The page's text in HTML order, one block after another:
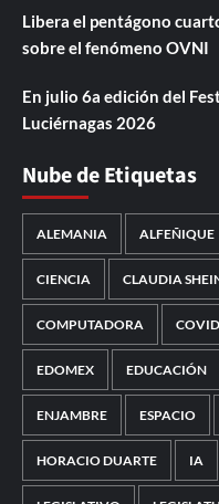
Libera el pentágono
sobre el fenómeno OVNI
En julio 6a edición del
Luciérnagas 2026
Nube de Etiquetas
ALEMANIA ALFEÑIQUE
CIENCIA CLAUDIA
COMPUTADORA COVID
EDOMEX EDUCACIÓN
ENJAMBRE ESPACIO
HORACIO DUARTE IA